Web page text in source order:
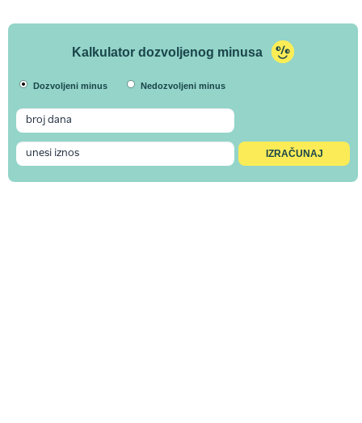
Kalkulator dozvoljenog minusa
Dozvoljeni minus Nedozvoljeni minus